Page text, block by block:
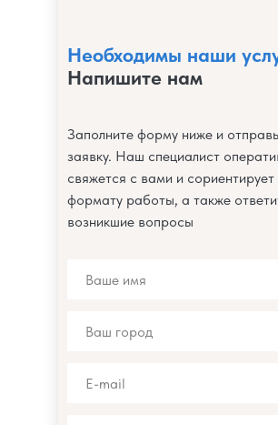
Необходимы наши
Напишите нам
Заполните форму ниже и
заявку. Наш специалист
свяжется с вами и сориентирует
формату работы, а также
возникшие вопросы